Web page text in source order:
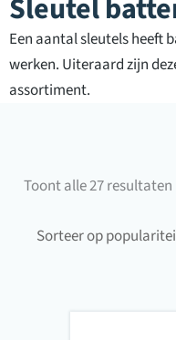
Sleutel
Een aantal sleutels heeft
werken. Uiteraard zijn
assortiment.
Toont alle 27 resultaten